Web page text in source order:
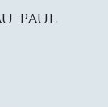
paul